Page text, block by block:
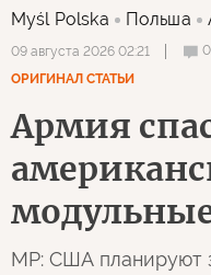
Myśl Polska Польша
09 августа 2026 02:21 0
ОРИГИНАЛ СТАТЬИ
Армия
MP: США планируют